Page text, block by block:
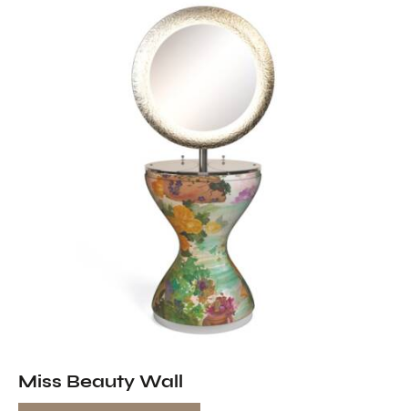
Miss Beauty Wall